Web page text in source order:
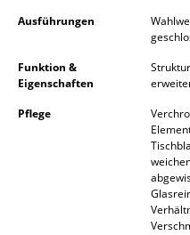
Kinderbetten
Nachttische &
Ausführungen
Funktion &
Eigenschaften
Pflege